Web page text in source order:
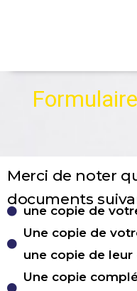
Merci de noter
documents
une copie de
Une copie de
une copie de
Une copie